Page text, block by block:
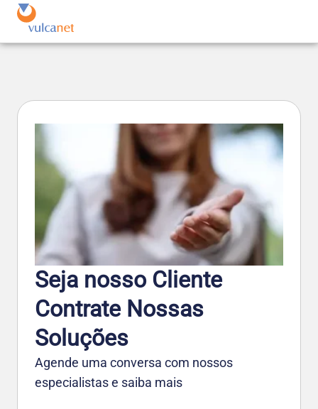
Seja nosso Cliente
Contrate Nossas
Soluções
Agende uma conversa com nossos
especialistas e saiba mais